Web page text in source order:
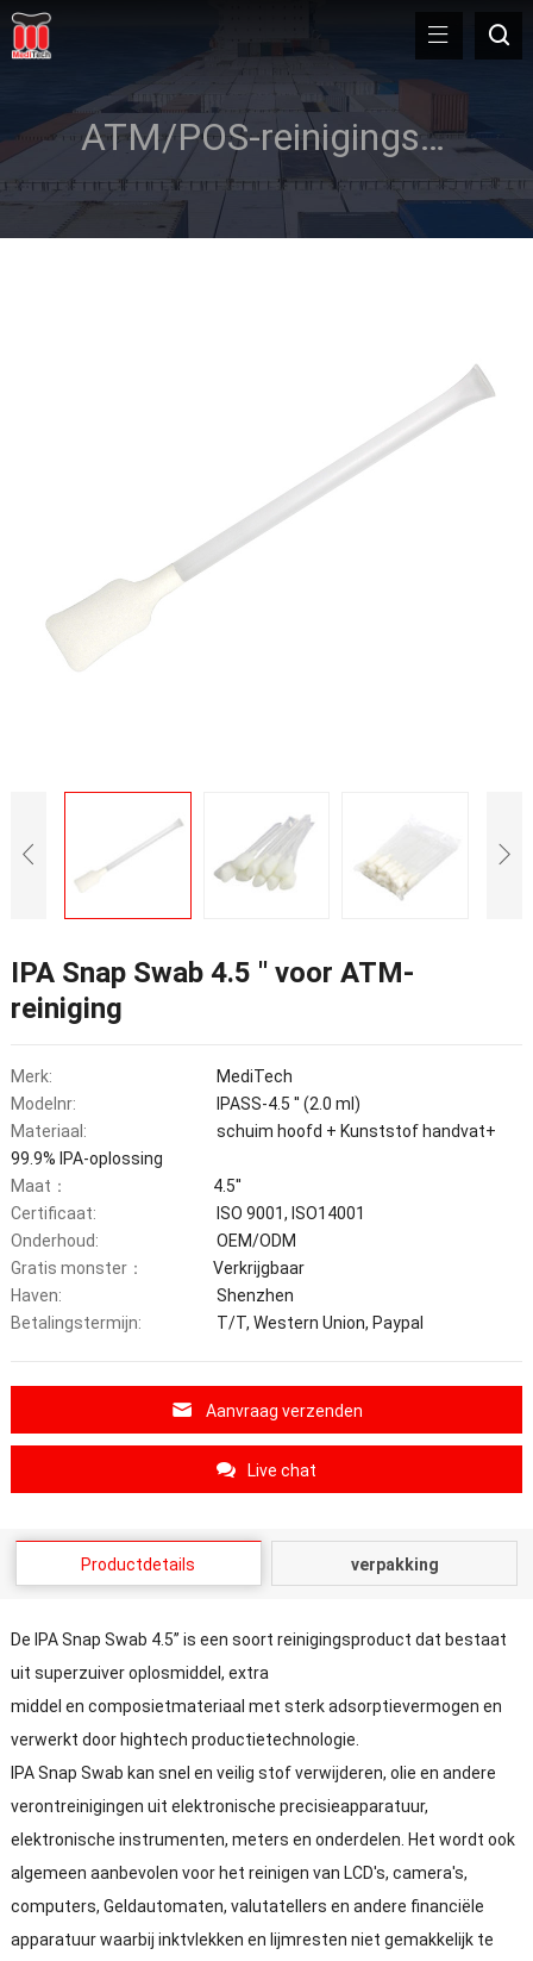
ATM/POS-reinigingsset
IPA Snap Swab 4.5 '' voor ATM-
reiniging
Merk:
MediTech
Modelnr:
IPASS-4.5 '' (2.0 ml)
Materiaal:
schuim hoofd + Kunststof handvat+
99.9% IPA-oplossing
Maat：
4.5''
Certificaat:
ISO 9001, ISO14001
Onderhoud:
OEM/ODM
Gratis monster：
Verkrijgbaar
Haven:
Shenzhen
Betalingstermijn:
T/T, Western Union, Paypal
Aanvraag verzenden
Live chat
Productdetails verpakking
De IPA Snap Swab 4.5’’ is een soort reinigingsproduct dat bestaat
uit superzuiver oplosmiddel, extra
middel en composietmateriaal met sterk adsorptievermogen en
verwerkt door hightech productietechnologie.
IPA Snap Swab kan snel en veilig stof verwijderen, olie en andere
verontreinigingen uit elektronische precisieapparatuur,
elektronische instrumenten, meters en onderdelen. Het wordt ook
algemeen aanbevolen voor het reinigen van LCD's, camera's,
computers, Geldautomaten, valutatellers en andere financiële
apparatuur waarbij inktvlekken en lijmresten niet gemakkelijk te